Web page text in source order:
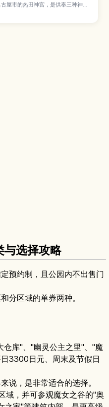
屋市的热田神宫，是供奉三种神器
的日本重要神社之一，境内林木繁
静。本文介绍本宫、收藏约数千件
与选择攻略
预约制，且公园内不出售门
分区域的单券两种。
仓库"、"幽灵公主之里"、"魔
3300日元、周末及节假日
说，是非常适合的选择。
域，并可参观魔女之谷的"奥